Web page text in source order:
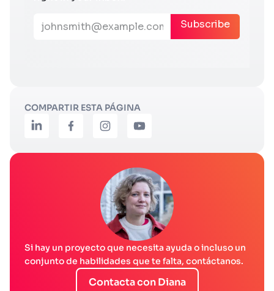
COMPARTIR ESTA PÁGINA
Si hay un proyecto que necesita ayuda o incluso un
conjunto de habilidades que te falta, contáctanos.
Contacta con Diana